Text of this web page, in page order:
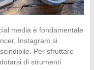
media è fondamentale
Instagram si
Per sfruttare
di strumenti